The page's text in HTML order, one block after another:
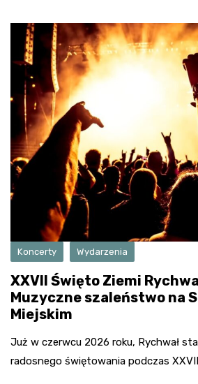
Koncerty Wydarzenia
XXVII Święto Ziemi
Muzyczne szaleństwo na
Miejskim
Już w czerwcu 2026 roku, Rychwał
radosnego świętowania podczas